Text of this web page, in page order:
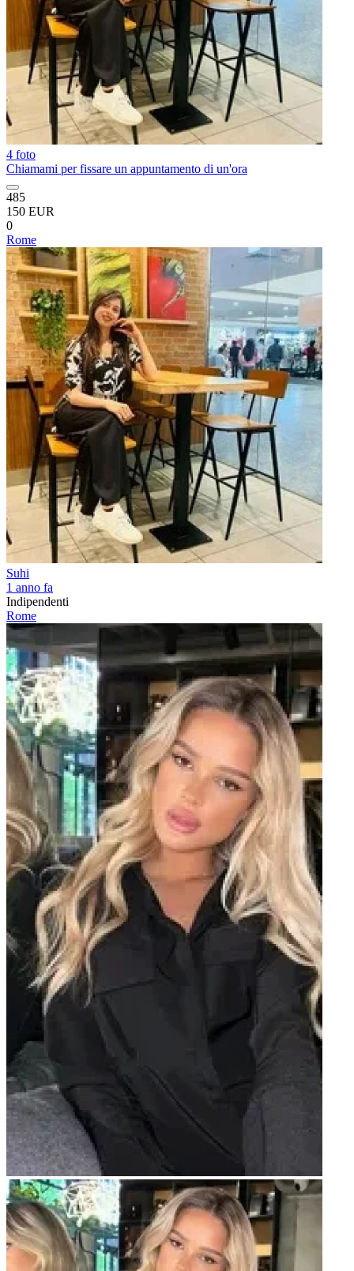
4 foto
Chiamami per fissare un appuntamento di un'ora
485
150 EUR
0
Rome
Suhi
1 anno fa
Indipendenti
Rome